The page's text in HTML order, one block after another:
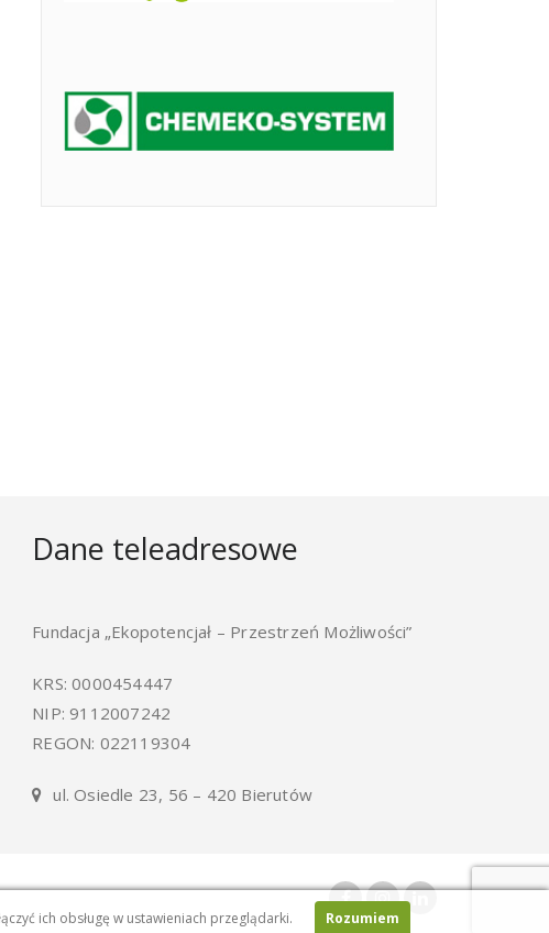
Dane teleadresowe
Fundacja „Ekopotencjał – Przestrzeń Możliwości”
KRS: 0000454447
NIP: 9112007242
REGON: 022119304
ul. Osiedle 23, 56 – 420 Bierutów
ich obsługę w ustawieniach przeglądarki. Rozumiem